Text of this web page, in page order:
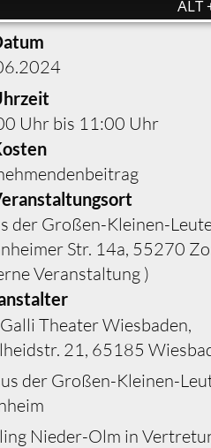
Uhr bis 11:00 Uhr
der Großen-Kleinen-
Str. 14a, 55270
Veranstaltung )
Theater Wiesbaden,
21, 65185
der Großen-Kleinen-
Nieder-Olm in